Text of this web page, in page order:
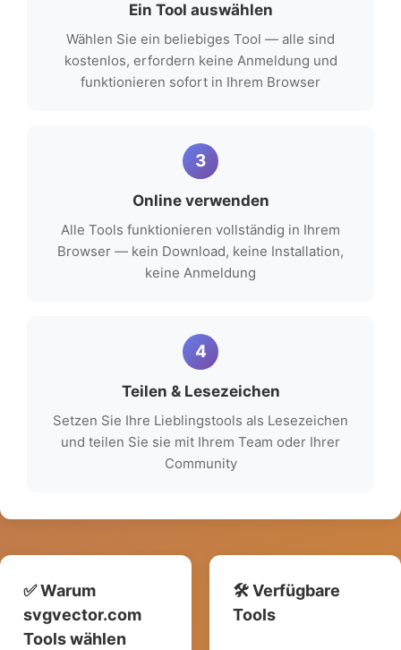
Ein Tool auswählen
Wählen Sie ein beliebiges Tool — alle sind
kostenlos, erfordern keine Anmeldung und
funktionieren sofort in Ihrem Browser
3
Online verwenden
Alle Tools funktionieren vollständig in Ihrem
Browser — kein Download, keine Installation,
keine Anmeldung
4
Teilen & Lesezeichen
Setzen Sie Ihre Lieblingstools als Lesezeichen
und teilen Sie sie mit Ihrem Team oder Ihrer
Community
✅ Warum
svgvector.com
Tools wählen
🛠️ Verfügbare
Tools